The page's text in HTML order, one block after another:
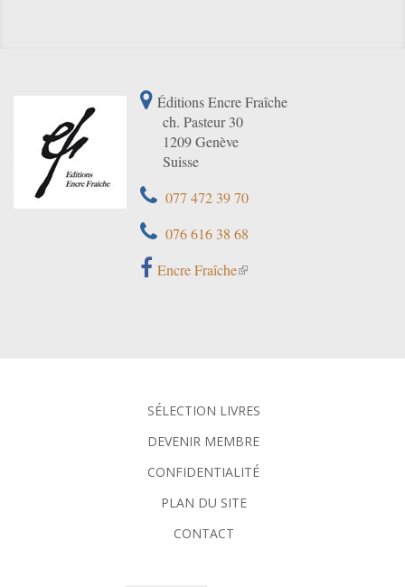
Éditions Encre Fraîche
ch. Pasteur 30
1209 Genève
Suisse
077 472 39 70
076 616 38 68
Encre Fraîche
SÉLECTION LIVRES
DEVENIR MEMBRE
CONFIDENTIALITÉ
PLAN DU SITE
CONTACT